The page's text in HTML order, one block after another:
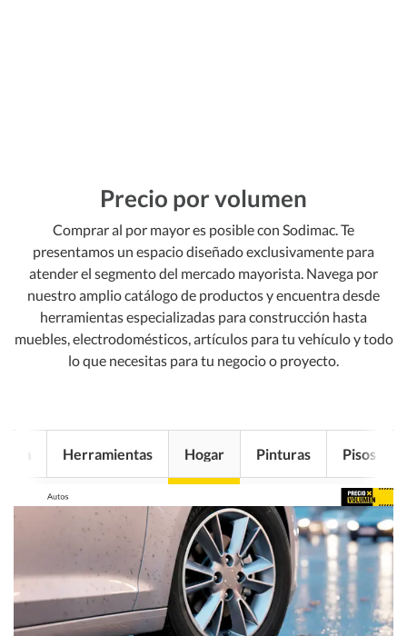
Precio por volumen
Comprar al por mayor es posible con Sodimac. Te
presentamos un espacio diseñado exclusivamente para
atender el segmento del mercado mayorista. Navega por
nuestro amplio catálogo de productos y encuentra desde
herramientas especializadas para construcción hasta
muebles, electrodomésticos, artículos para tu vehículo y todo
lo que necesitas para tu negocio o proyecto.
Herramientas Hogar Pinturas Pisos